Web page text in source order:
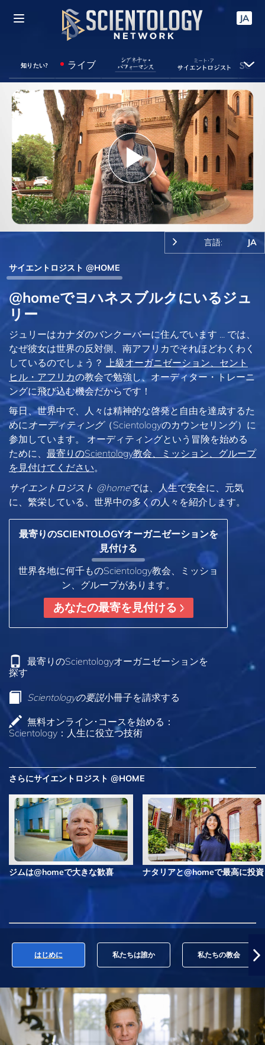
JA
知りたい? ライブ
Play
Video
言語: JA
サイエントロジスト @HOME
@homeでヨハネスブルクにいるジュ
リー
ジュリーはカナダのバンクーバーに住んでいます ... では、
なぜ彼女は世界の反対側、南アフリカでそれほどわくわく
しているのでしょう？
上級オーガニゼーション、セント
ヒル・アフリカの教会で勉強し、オーディター・トレーニ
ングに飛び込む機会だからです！
毎日、世界中で、人々は精神的な啓発と自由を達成するた
めにオーディティング（Scientologyのカウンセリング）に
参加しています。 オーディティングという冒険を始める
ために、 最寄りのScientology教会、ミッション、グループ
を見付けてください。
サイエントロジスト @homeでは、人生で安全に、元気
に、繁栄している、世界中の多くの人々を紹介します。
最寄りのSCIENTOLOGYオーガニゼーションを
見付ける
世界各地に何千ものScientology教会、ミッショ
ン、グループがあります。
あなたの最寄を見付ける
最寄りのScientologyオーガニゼーションを
探す
Scientologyの要説小冊子を請求する
無料オンライン･コースを始める：
Scientology：人生に役立つ技術
さらにサイエントロジスト @HOME
ジムは@homeで大きな歓喜 ナタリアと@homeで最高に投資
はじめに 私たちは誰か 私たちの教会